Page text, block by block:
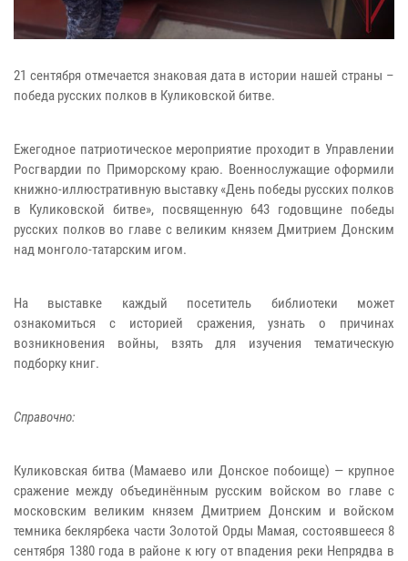
21 сентября отмечается знаковая дата в истории нашей страны –
победа русских полков в Куликовской битве.
Ежегодное патриотическое мероприятие проходит в Управлении
Росгвардии по Приморскому краю. Военнослужащие оформили
книжно-иллюстративную выставку «День победы русских полков
в Куликовской битве», посвященную 643 годовщине победы
русских полков во главе с великим князем Дмитрием Донским
над монголо-татарским игом.
На выставке каждый посетитель библиотеки может
ознакомиться с историей сражения, узнать о причинах
возникновения войны, взять для изучения тематическую
подборку книг.
Справочно:
Куликовская битва (Мамаево или Донское побоище) — крупное
сражение между объединённым русским войском во главе с
московским великим князем Дмитрием Донским и войском
темника беклярбека части Золотой Орды Мамая, состоявшееся 8
сентября 1380 года в районе к югу от впадения реки Непрядва в